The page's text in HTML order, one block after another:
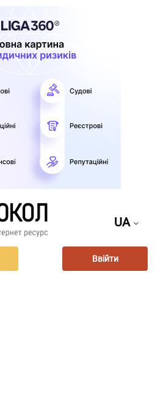
UA
Ввійти